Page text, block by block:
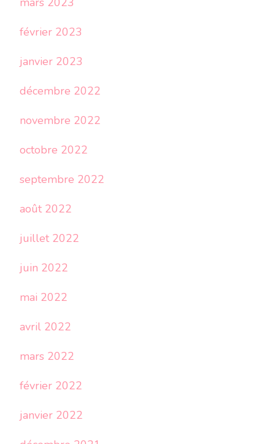
février 2023
janvier 2023
décembre 2022
novembre 2022
octobre 2022
septembre 2022
août 2022
juillet 2022
juin 2022
mai 2022
avril 2022
mars 2022
février 2022
janvier 2022